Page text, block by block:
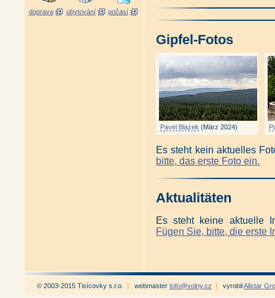
doprava ubytování počasí
Gipfel-Fotos
Pavel Blazek (März 2024)
Es steht kein aktuelles
bitte, das erste Foto ein.
Aktualitäten
Es steht keine aktuelle
Fügen Sie, bitte, die erste
© 2003-2015 Tisícovky s.r.o. | webmaster tofo@volny.cz | vyrobilAllstar